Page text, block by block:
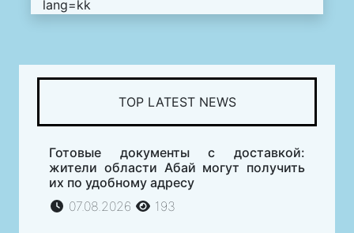
lang=kk
TOP LATEST NEWS
Готовые документы с доставкой:
жители области Абай могут получить
их по удобному адресу
07.08.2026
193